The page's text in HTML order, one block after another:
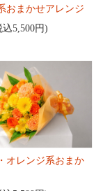
おまかせアレンジ
5,500円)
オレンジ系おまか